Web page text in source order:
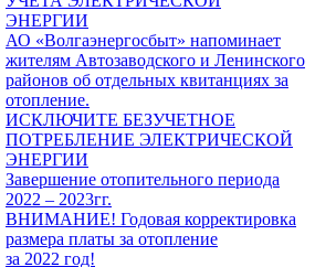
ЭНЕРГИИ
АО «Волгаэнергосбыт» напоминает
жителям Автозаводского и Ленинского
районов об отдельных квитанциях за
отопление.
ИСКЛЮЧИТЕ БЕЗУЧЕТНОЕ
ПОТРЕБЛЕНИЕ ЭЛЕКТРИЧЕСКОЙ
ЭНЕРГИИ
Завершение отопительного периода
2022 – 2023гг.
ВНИМАНИЕ! Годовая корректировка
размера платы за отопление
за 2022 год!